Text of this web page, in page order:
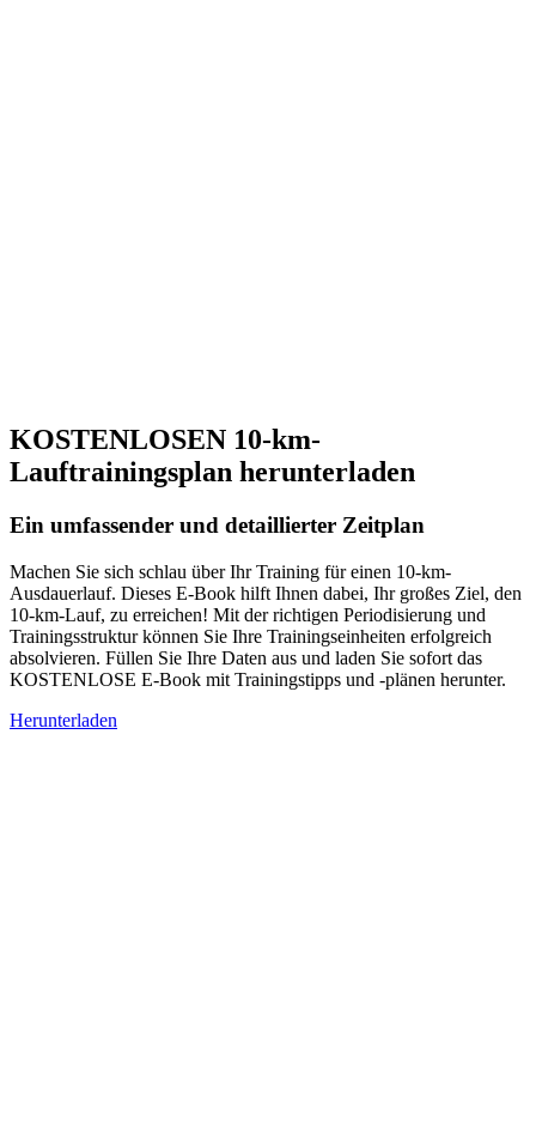
KOSTENLOSEN 10-km-
Lauftrainingsplan herunterladen
Ein umfassender und detaillierter Zeitplan
Machen Sie sich schlau über Ihr Training für einen 10-km-
Ausdauerlauf. Dieses E-Book hilft Ihnen dabei, Ihr großes Ziel, den
10-km-Lauf, zu erreichen! Mit der richtigen Periodisierung und
Trainingsstruktur können Sie Ihre Trainingseinheiten erfolgreich
absolvieren. Füllen Sie Ihre Daten aus und laden Sie sofort das
KOSTENLOSE E-Book mit Trainingstipps und -plänen herunter.
Herunterladen